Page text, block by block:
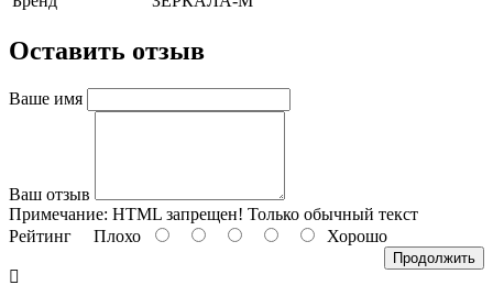
Оставить отзыв
Ваше имя
Ваш отзыв
Примечание: HTML запрещен! Только обычный текст
Рейтинг Плохо Хорошо
Продолжить